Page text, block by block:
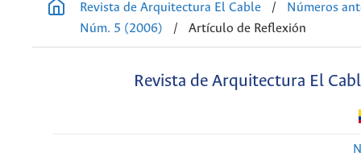
Revista de Arquitectura El Cable
/
Números
Núm. 5 (2006)
/ Artículo de Reflexión
Revista de Arquitectura El